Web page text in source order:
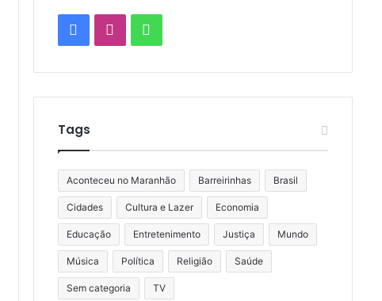
FacebookInstagram
Tags
Aconteceu no Maranhão Barreirinhas Brasil
Cidades Cultura e Lazer Economia
Educação Entretenimento Justiça Mundo
Música Política Religião Saúde
Sem categoria TV